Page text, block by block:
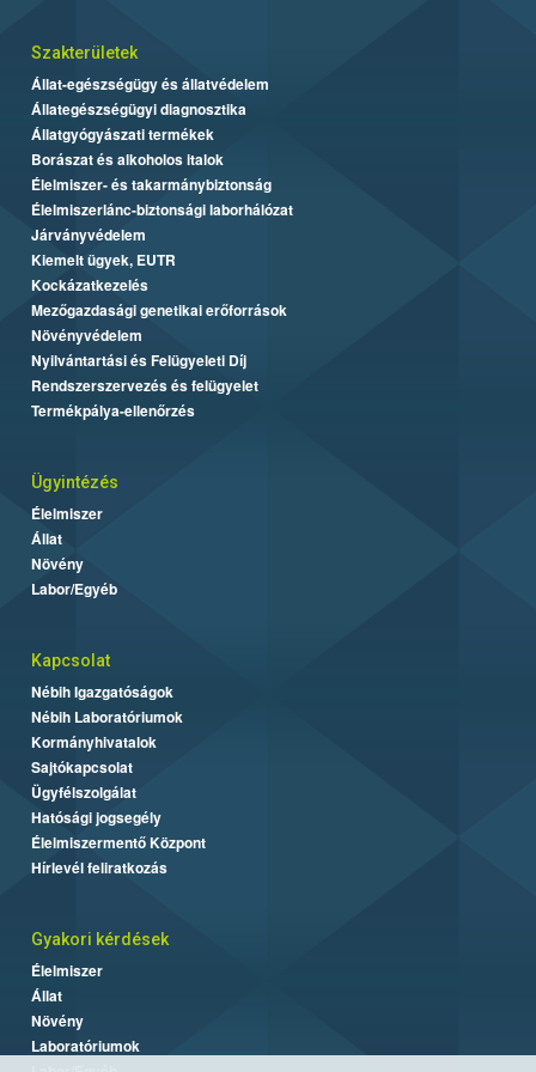
Szakterületek
Állat-egészségügy és állatvédelem
Állategészségügyi diagnosztika
Állatgyógyászati termékek
Borászat és alkoholos italok
Élelmiszer- és takarmánybiztonság
Élelmiszerlánc-biztonsági laborhálózat
Járványvédelem
Kiemelt ügyek, EUTR
Kockázatkezelés
Mezőgazdasági genetikai erőforrások
Növényvédelem
Nyilvántartási és Felügyeleti Díj
Rendszerszervezés és felügyelet
Termékpálya-ellenőrzés
Ügyintézés
Élelmiszer
Állat
Növény
Labor/Egyéb
Kapcsolat
Nébih Igazgatóságok
Nébih Laboratóriumok
Kormányhivatalok
Sajtókapcsolat
Ügyfélszolgálat
Hatósági jogsegély
Élelmiszermentő Központ
Hírlevél feliratkozás
Gyakori kérdések
Élelmiszer
Állat
Növény
Laboratóriumok